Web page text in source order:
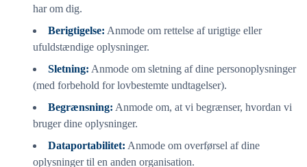
har om dig.
Berigtigelse: Anmode om rettelse af urigtige eller
ufuldstændige oplysninger.
Sletning: Anmode om sletning af dine personoplysninger
(med forbehold for lovbestemte undtagelser).
Begrænsning: Anmode om, at vi begrænser, hvordan vi
bruger dine oplysninger.
Dataportabilitet: Anmode om overførsel af dine
oplysninger til en anden organisation.